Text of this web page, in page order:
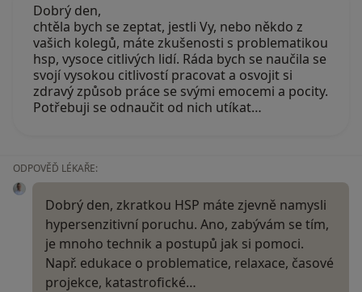
Dobrý den,
chtěla bych se zeptat, jestli Vy, nebo někdo z
vašich kolegů, máte zkušenosti s problematikou
hsp, vysoce citlivých lidí. Ráda bych se naučila se
svojí vysokou citlivostí pracovat a osvojit si
zdravý způsob práce se svými emocemi a pocity.
Potřebuji se odnaučit od nich utíkat…
ODPOVĚĎ LÉKAŘE:
Dobrý den, zkratkou HSP máte zjevně namysli
hypersenzitivní poruchu. Ano, zabývám se tím,
je mnoho technik a postupů jak si pomoci.
Např. edukace o problematice, relaxace, časové
projekce, katastrofické…